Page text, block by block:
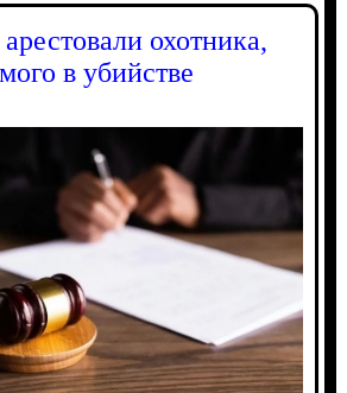
охотника,
в убийстве